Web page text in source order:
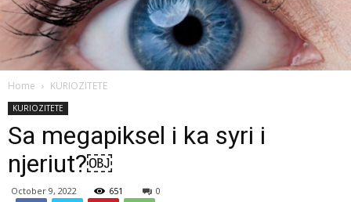
Home KURIOZITETE
KURIOZITETE
Sa megapiksel i ka syri i
njeriut?￼
October 9, 2022 651 0